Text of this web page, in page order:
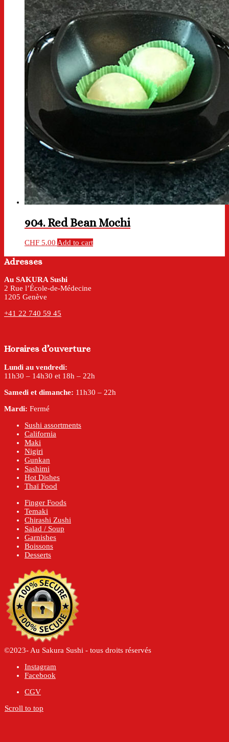
904. Red Bean Mochi
CHF 5.00 Add to cart
Adresses
Au SAKURA Sushi
2 Rue l’École-de-Médecine
1205 Genève
+41 22 740 59 45
Horaires d’ouverture
Lundi au vendredi:
11h30 – 14h30 et 18h – 22h
Samedi et dimanche: 11h30 – 22h
Mardi: Fermé
Sushi assortments
California
Maki
Nigiri
Gunkan
Sashimi
Hot Dishes
Thaï Food
Finger Foods
Temaki
Chirashi Zushi
Salad / Soup
Garnishes
Boissons
Desserts
©2023- Au Sakura Sushi - tous droits réservés
Instagram
Facebook
CGV
Scroll to top